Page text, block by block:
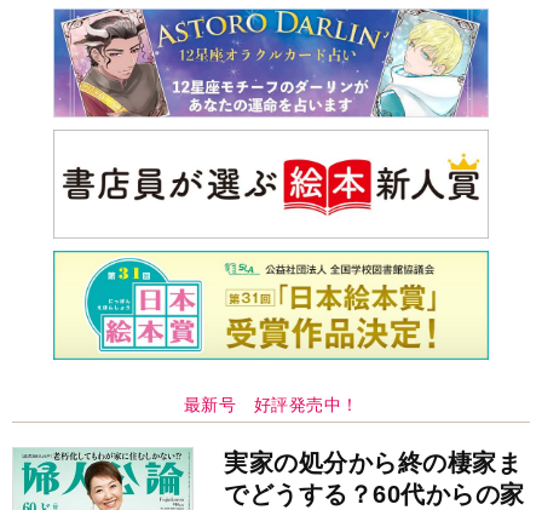
最新号 好評発売中！
実家の処分から終の棲家ま
でどうする？60代からの家